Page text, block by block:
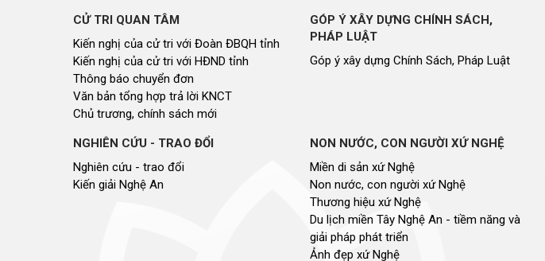
CỬ TRI QUAN TÂM
Kiến nghị của cử tri với Đoàn ĐBQH tỉnh
Kiến nghị của cử tri với HĐND tỉnh
Thông báo chuyển đơn
Văn bản tổng hợp trả lời KNCT
Chủ trương, chính sách mới
GÓP Ý XÂY DỰNG CHÍNH SÁCH,
PHÁP LUẬT
Góp ý xây dựng Chính Sách, Pháp Luật
NGHIÊN CỨU - TRAO ĐỔI
Nghiên cứu - trao đổi
Kiến giải Nghệ An
NON NƯỚC, CON NGƯỜI XỨ NGHỆ
Miền di sản xứ Nghệ
Non nước, con người xứ Nghệ
Thương hiệu xứ Nghệ
Du lịch miền Tây Nghệ An - tiềm năng và
giải pháp phát triển
Ảnh đẹp xứ Nghệ